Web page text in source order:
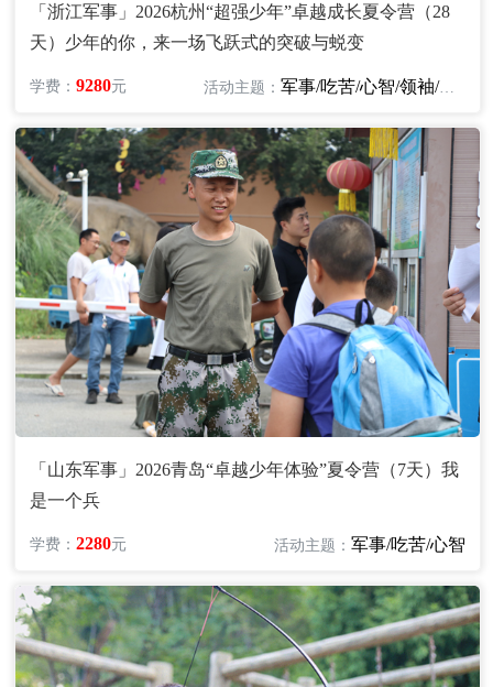
「浙江军事」2026杭州“超强少年”卓越成长夏令营（28
天）少年的你，来一场飞跃式的突破与蜕变
学费：9280元 活动主题：军事/吃苦/心智/领袖/励志
「山东军事」2026青岛“卓越少年体验”夏令营（7天）我
是一个兵
学费：2280元 活动主题： 军事/吃苦/心智